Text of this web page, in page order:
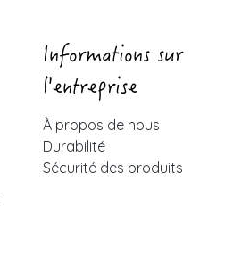
Informations sur
l'entreprise
À propos de nous
Durabilité
Sécurité des produits